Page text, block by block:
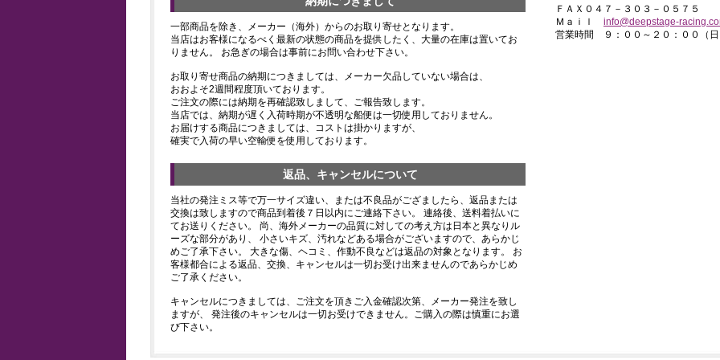
一部商品を除き、メーカー（海外）からのお取り寄せとなります。
当店はお客様になるべく最新の状態の商品を提供したく、大量の在庫は置いてお
りません。 お急ぎの場合は事前にお問い合わせ下さい。
お取り寄せ商品の納期につきましては、メーカー欠品していない場合は、
おおよそ2週間程度頂いております。
ご注文の際には納期を再確認致しまして、ご報告致します。
当店では、納期が遅く入荷時期が不透明な船便は一切使用しておりません。
お届けする商品につきましては、コストは掛かりますが、
確実で入荷の早い空輸便を使用しております。
返品、キャンセルについて
当社の発注ミス等で万一サイズ違い、または不良品がござましたら、返品または
交換は致しますので商品到着後７日以内にご連絡下さい。 連絡後、送料着払いに
てお送りください。 尚、海外メーカーの品質に対しての考え方は日本と異なりル
ーズな部分があり、 小さいキズ、汚れなどある場合がございますので、あらかじ
めご了承下さい。 大きな傷、ヘコミ、作動不良などは返品の対象となります。 お
客様都合による返品、交換、キャンセルは一切お受け出来ませんのであらかじめ
ご了承ください。
キャンセルにつきましては、ご注文を頂きご入金確認次第、メーカー発注を致し
ますが、 発注後のキャンセルは一切お受けできません。ご購入の際は慎重にお選
び下さい。
ＦＡＸ０４７－３０３－０５７５
Ｍａｉｌ info@deepstage-
営業時間 ９：００～２０：００（日